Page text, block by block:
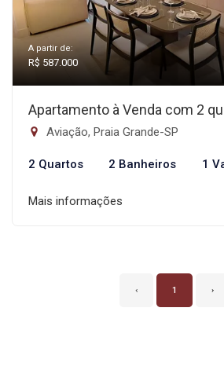
A partir de:
R$ 587.000
Apartamento à Venda com 2
Aviação, Praia Grande-SP
2 Quartos 2 Banheiros 1
Mais informações
‹ 1 ›